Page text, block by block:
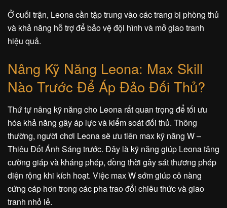
Ở cuối trận, Leona cần tập trung vào các trang bị phòng thủ
và khả năng hỗ trợ để bảo vệ đội hình và mở giao tranh
hiệu quả.
Nâng Kỹ Năng Leona: Max Skill
Nào Trước Để Áp Đảo Đối Thủ?
Thứ tự nâng kỹ năng cho Leona rất quan trọng để tối ưu
hóa khả năng gây áp lực và kiểm soát đối thủ. Thông
thường, người chơi Leona sẽ ưu tiên max kỹ năng W –
Thiêu Đốt Ánh Sáng trước. Đây là kỹ năng giúp Leona tăng
cường giáp và kháng phép, đồng thời gây sát thương phép
diện rộng khi kích hoạt. Việc max W sớm giúp cô nàng
cứng cáp hơn trong các pha trao đổi chiêu thức và giao
tranh nhỏ lẻ.